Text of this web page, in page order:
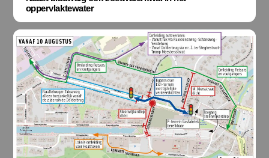
oppervlaktewater